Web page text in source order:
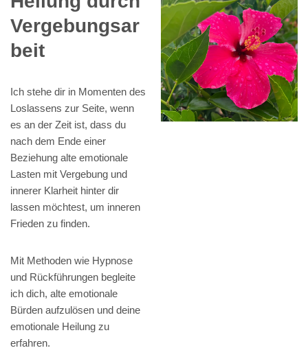
Vergebungsar
beit
Ich stehe dir in Momenten des
Loslassens zur Seite, wenn
es an der Zeit ist, dass du
nach dem Ende einer
Beziehung alte emotionale
Lasten mit Vergebung und
innerer Klarheit hinter dir
lassen möchtest, um inneren
Frieden zu finden.
Mit Methoden wie Hypnose
und Rückführungen begleite
ich dich, alte emotionale
Bürden aufzulösen und deine
emotionale Heilung zu
erfahren.